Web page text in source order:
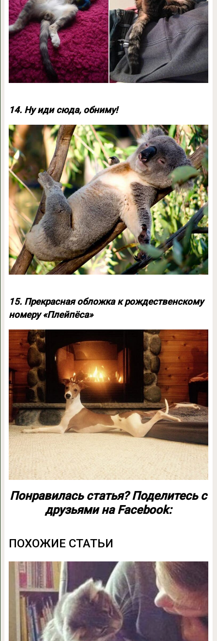
14. Ну иди сюда, обниму!
15. Прекрасная обложка к рождественскому
номеру «Плейпёса»
Понравилась статья? Поделитесь с
друзьями на Facebook:
ПОХОЖИЕ СТАТЬИ